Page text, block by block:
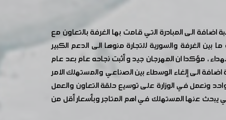
الى المبادرة التي قامت بها الغرفة بالتعاون مع
بين الغرفة والسورية للتجارة منوها الى الدعم الكبير
، مؤكدا ان المهرجان جيد و أثبت نجاحه عام بعد عام
الى إلغاء الوسطاء بين الصناعي والمستهلك الامر
ونعمل في الوزارة على توسيع حلقة التعاون والعمل
يبحث عنها المستهلك في اهم المتاجر وبأسعار أقل من